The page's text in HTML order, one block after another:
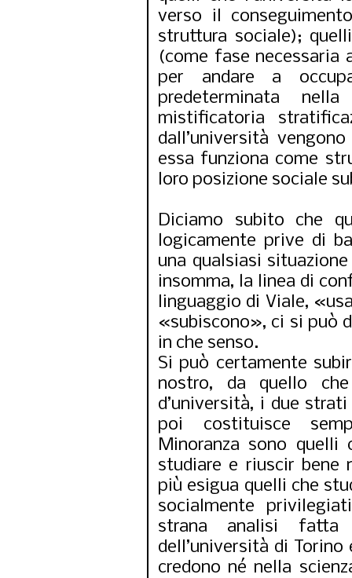
verso il
struttura sociale);
(come fase necessaria
per andare a
predeterminata
mistificatoria
dall’università
essa funziona come
loro posizione sociale
Diciamo subito che
logicamente prive di
una qualsiasi
insomma, la linea di
linguaggio di Viale,
«subiscono», ci si può
in che senso.
Si può certamente
nostro, da quello
d’università, i due
poi costituisce
Minoranza sono quelli
studiare e riuscir bene
più esigua quelli che
socialmente
strana analisi fatta
dell’università di
credono né nella